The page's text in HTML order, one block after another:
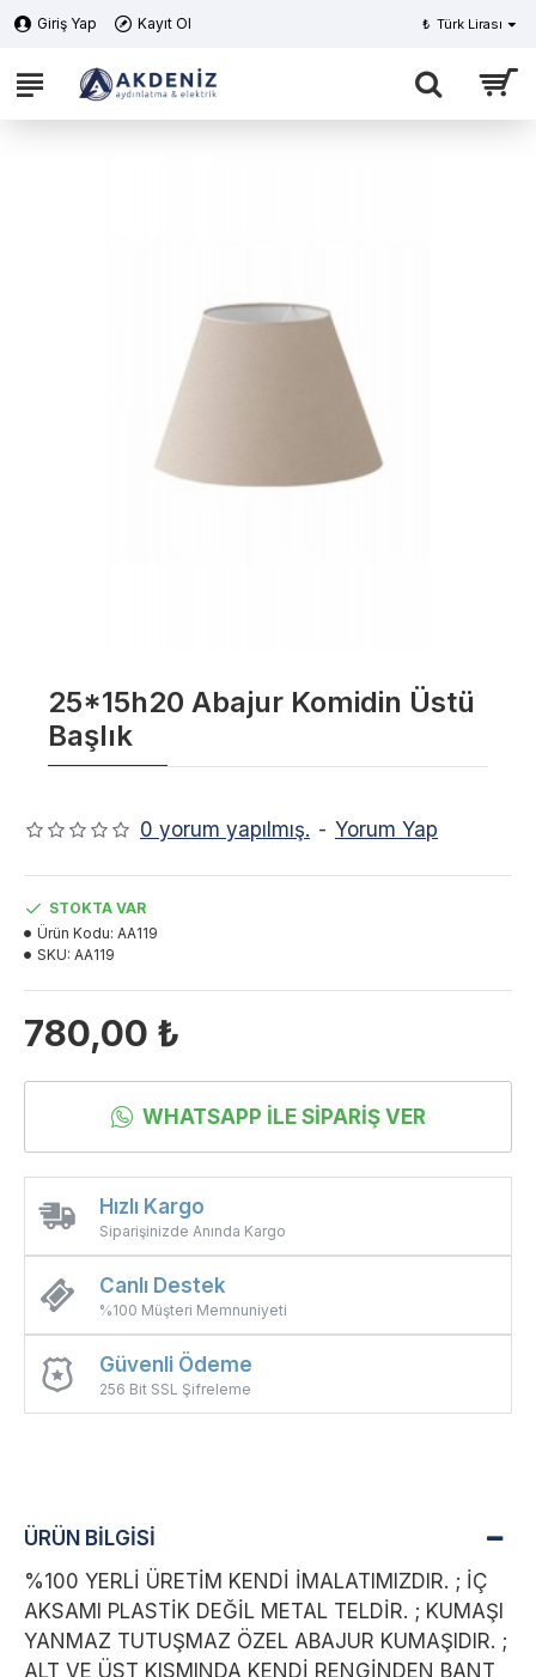
Giriş Yap Kayıt Ol ₺ Türk Lirası
25*15h20 Abajur Komidin Üstü
Başlık
0 yorum yapılmış. - Yorum Yap
780,00 ₺
STOKTA VAR
Ürün Kodu: AA119
SKU: AA119
Hızlı Kargo
Siparişinizde Anında Kargo
Canlı Destek
%100 Müşteri Memnuniyeti
Güvenli Ödeme
256 Bit SSL Şifreleme
WHATSAPP İLE SIPARIŞ VER
ÜRÜN BİLGİSİ
%100 YERLİ ÜRETİM KENDİ İMALATIMIZDIR. ; İÇ
AKSAMI PLASTİK DEĞİL METAL TELDİR. ; KUMAŞI
YANMAZ TUTUŞMAZ ÖZEL ABAJUR KUMAŞIDIR. ;
ALT VE ÜST KISMINDA KENDİ RENGİNDEN BANT